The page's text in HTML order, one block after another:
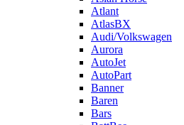
Atlant
AtlasBX
Audi/Volkswagen
Aurora
AutoJet
AutoPart
Banner
Baren
Bars